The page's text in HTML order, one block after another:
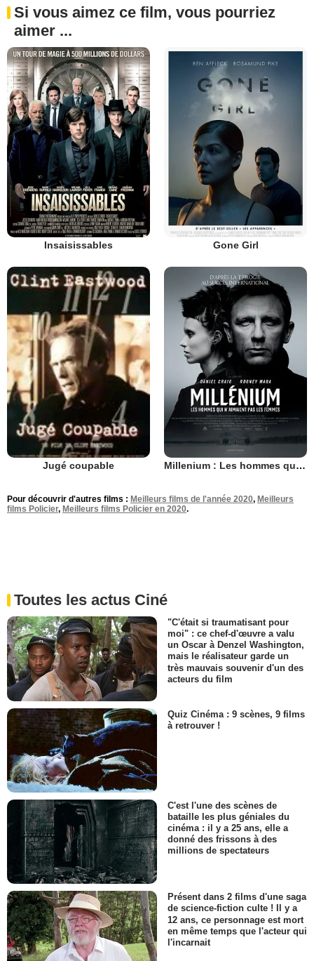
Si vous aimez ce film, vous pourriez
aimer ...
Insaisissables Gone Girl
Jugé coupable Millenium : Les hommes qui n’aimaient pas les femmes
Pour découvrir d'autres films : Meilleurs films de l'année 2020, Meilleurs
films Policier, Meilleurs films Policier en 2020.
Toutes les actus Ciné
"C'était si traumatisant pour
moi" : ce chef-d'œuvre a valu
un Oscar à Denzel Washington,
mais le réalisateur garde un
très mauvais souvenir d'un des
acteurs du film
Quiz Cinéma : 9 scènes, 9 films
à retrouver !
C'est l'une des scènes de
bataille les plus géniales du
cinéma : il y a 25 ans, elle a
donné des frissons à des
millions de spectateurs
Présent dans 2 films d'une saga
de science-fiction culte ! Il y a
12 ans, ce personnage est mort
en même temps que l'acteur qui
l'incarnait